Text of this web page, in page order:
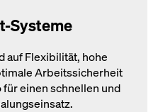
Systeme
auf Flexibilität, hohe
Arbeitssicherheit
einen schnellen und